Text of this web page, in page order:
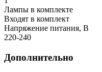
Лампы в комплекте
Входят в комплект
Напряжение питания, В
220-240
Дополнительно